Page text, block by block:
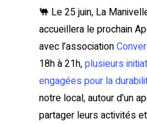
🐫 Le 25 juin, La
accueillera le prochain
avec l’association
18h à 21h,plusieurs
engagées pour la
notre local, autour d’un
partager leurs activités